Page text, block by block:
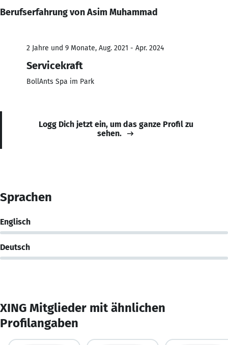
Berufserfahrung von Asim Muhammad
2 Jahre und 9 Monate, Aug. 2021 - Apr. 2024
Servicekraft
BollAnts Spa im Park
Logg Dich jetzt ein, um das ganze Profil zu
sehen.
Sprachen
Englisch
Deutsch
XING Mitglieder mit ähnlichen
Profilangaben